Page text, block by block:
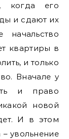
когда его
и сдают их
начальство
квартиры в
и только
Вначале у
и право
новой
И в этом
– увольнение